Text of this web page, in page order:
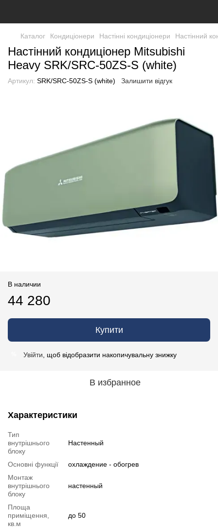
Каталог Кондиціонери Настінні кондиціонери Настінний
Настінний кондиціонер Mitsubishi
Heavy SRK/SRC-50ZS-S (white)
Артикул: SRK/SRC-50ZS-S (white) Залишити відгук
В наличии
44 280
Купити
Увійти , щоб відобразити накопичувальну знижку
В избранное
Характеристики
Тип
внутрішнього
блоку
Настенный
Основні функції
охлаждение - обогрев
Монтаж
внутрішнього
блоку
настенный
Площа
приміщення,
кв.м
до 50